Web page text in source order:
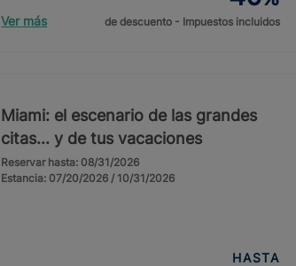
Ver más de descuento - Impuestos incluidos
Miami: el escenario de las grandes
citas... y de tus vacaciones
Reservar hasta: 08/31/2026
Estancia: 07/20/2026 / 10/31/2026
HASTA